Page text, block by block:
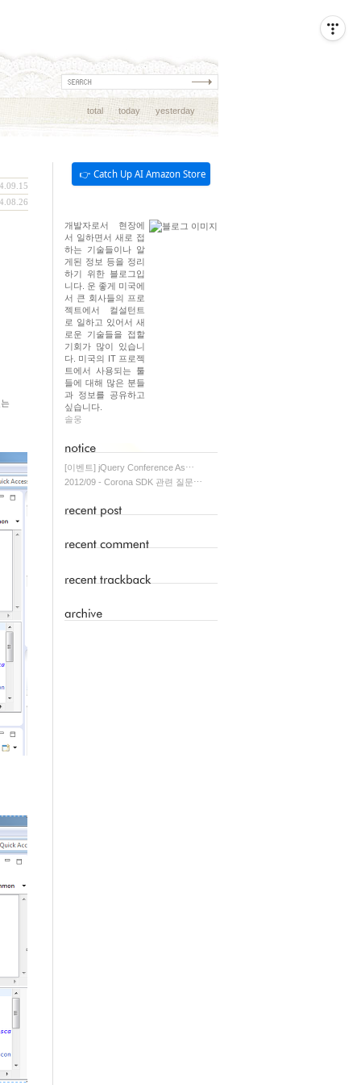
total today yesterday
👉 Catch Up AI Amazon Store
개발자로서 현장에
서 일하면서 새로 접
하는 기술들이나 알
게된 정보 등을 정리
하기 위한 블로그입
니다. 운 좋게 미국에
서 큰 회사들의 프로
젝트에서 컬설턴트
로 일하고 있어서 새
로운 기술들을 접할
기회가 많이 있습니
다. 미국의 IT 프로젝
트에서 사용되는 툴
들에 대해 많은 분들
과 정보를 공유하고
싶습니다.
솔웅
[이벤트] jQuery Conference As⋯
2012/09 - Corona SDK 관련 질문⋯